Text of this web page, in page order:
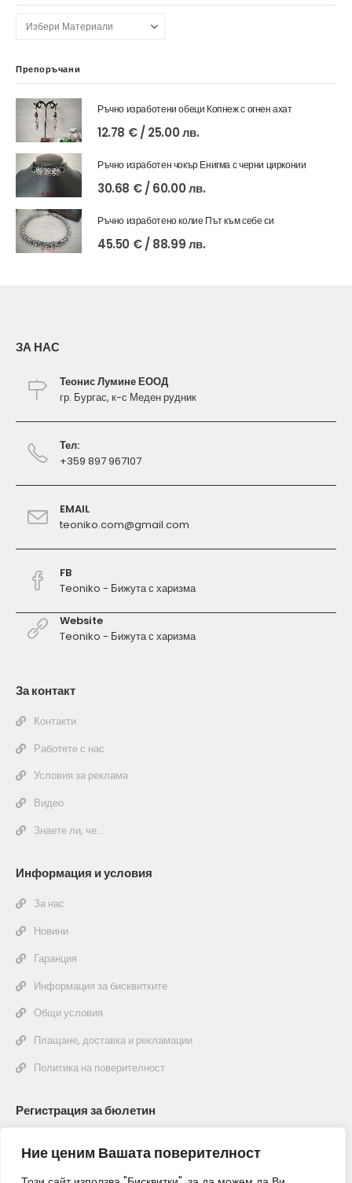
Ние ценим Вашата поверителност
Препоръчани
Ръчно изработени обеци Копнеж с огнен ахат
12.78 €/ 25.00 лв.
Ръчно изработен чокър Енигма с черни цирконии
30.68 €/ 60.00 лв.
Ръчно изработено колие Път към себе си
45.50 €/ 88.99 лв.
ЗА НАС
Теонис Лумине ЕООД
гр. Бургас, к-с Меден рудник
Тел:
+359 897 967107
EMAIL
teoniko.com@gmail.com
FB
Teoniko - Бижута с харизма
Website
Teoniko - Бижута с харизма
За контакт
Контакти
Работете с нас
Условия за реклама
Видео
Знаете ли, че...
Информация и условия
За нас
Новини
Гаранция
Информация за бисквитките
Общи условия
Плащане, доставка и рекламации
Политика на поверителност
Регистрация за бюлетин